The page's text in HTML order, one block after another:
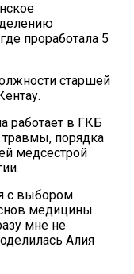
проработала 5
старшей
работает в ГКБ
порядка
медсестрой
с выбором
медицины
мне не
Алия